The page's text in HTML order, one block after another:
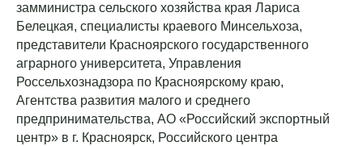
замминистра сельского хозяйства края Лариса
Белецкая, специалисты краевого Минсельхоза,
представители Красноярского государственного
аграрного университета, Управления
Россельхознадзора по Красноярскому краю,
Агентства развития малого и среднего
предпринимательства, АО «Российский экспортный
центр» в г. Красноярск, Российского центра